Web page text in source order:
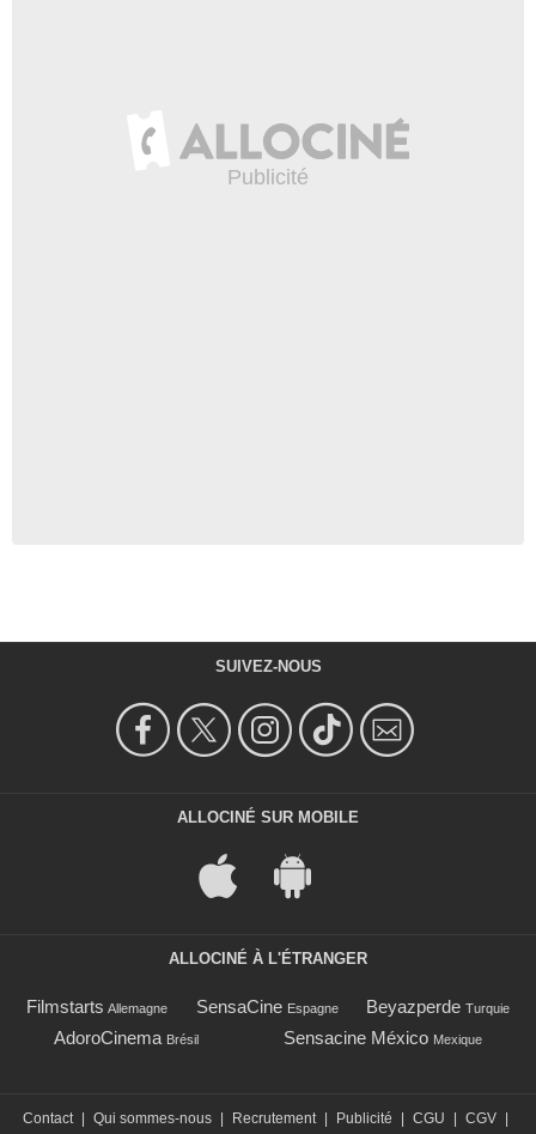
SUIVEZ-NOUS
ALLOCINÉ SUR MOBILE
ALLOCINÉ À L'ÉTRANGER
Filmstarts Allemagne SensaCine Espagne Beyazperde Turquie
AdoroCinema Brésil Sensacine México Mexique
Contact Qui sommes-nous Recrutement Publicité CGU CGV